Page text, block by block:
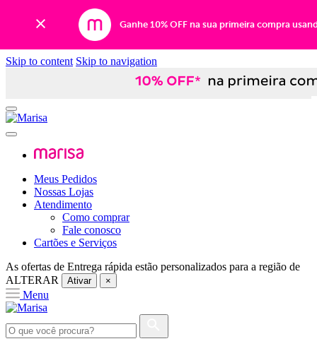
Ganhe 10% OFF na sua primeira compra
Skip to content Skip to navigation
Meus Pedidos
Nossas Lojas
Atendimento
Como comprar
Fale conosco
Cartões e Serviços
As ofertas de Entrega rápida estão personalizados para a região de
ALTERAR
Ativar ×
Menu